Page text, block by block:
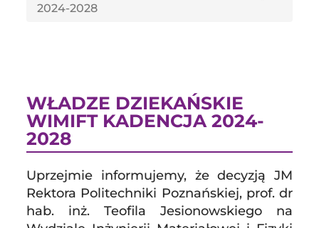
2024-2028
WŁADZE DZIEKAŃSKIE
WIMIFT KADENCJA 2024-
2028
Uprzejmie informujemy, że decyzją JM
Rektora Politechniki Poznańskiej, prof. dr
hab. inż. Teofila Jesionowskiego na